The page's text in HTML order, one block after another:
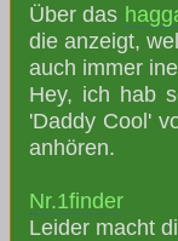
Über das
die anzeigt,
auch immer
Hey, ich hab
'Daddy Cool'
anhören.
Nr.1finder
Leider macht